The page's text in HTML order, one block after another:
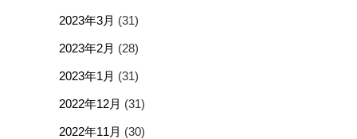
2023年3月 (31)
2023年2月 (28)
2023年1月 (31)
2022年12月 (31)
2022年11月 (30)